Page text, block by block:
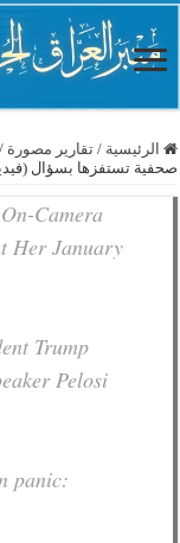
الرئيسية / تقارير مصورة /
صحفية تستفزها بسؤال
Camera
Her January
Trump
Pelosi
panic: